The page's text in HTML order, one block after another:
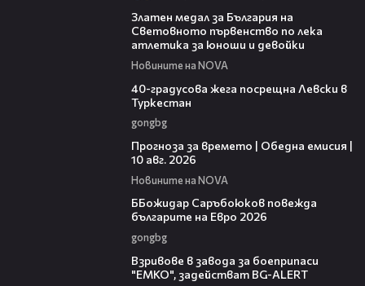
Златен медал за България на
Световното първенство по лека
атлетика за юноши и девойки
Новините на NOVA
40-градусова жега посрещна Левски в
Туркестан
gongbg
Прогноза за времето | Обедна емисия |
10 авг. 2026
Новините на NOVA
ББожидар Саръбоюков повежда
българите на Евро 2026
gongbg
Взривове в завода за боеприпаси
"ЕМКО", задействат BG-ALERT